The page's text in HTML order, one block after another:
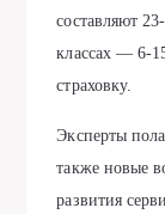
составляют
классах — 6-
страховку.
Эксперты
также новые
развития